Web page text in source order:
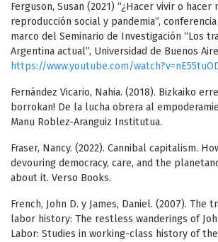
Ferguson, Susan (2021) “¿Hacer vivir o hacer
reproducción social y pandemia”,
marco del Seminario de Investigación “Los
Argentina actual”, Universidad de Buenos
https://www.youtube.com/
Fernández Vicario, Nahia. (2018). Bizkaiko
borrokan! De la lucha obrera al
Manu Roblez-Aranguiz Institutua.
Fraser, Nancy. (2022). Cannibal capitalism.
devouring democracy, care, and the
about it. Verso Books.
French, John D. y James, Daniel. (2007). The
labor history: The restless wanderings of
Labor: Studies in working-class history of